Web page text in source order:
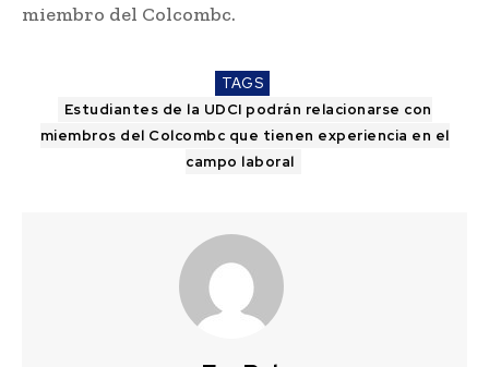
miembro del Colcombc.
TAGS
Estudiantes de la UDCI podrán relacionarse con
miembros del Colcombc que tienen experiencia en el
campo laboral